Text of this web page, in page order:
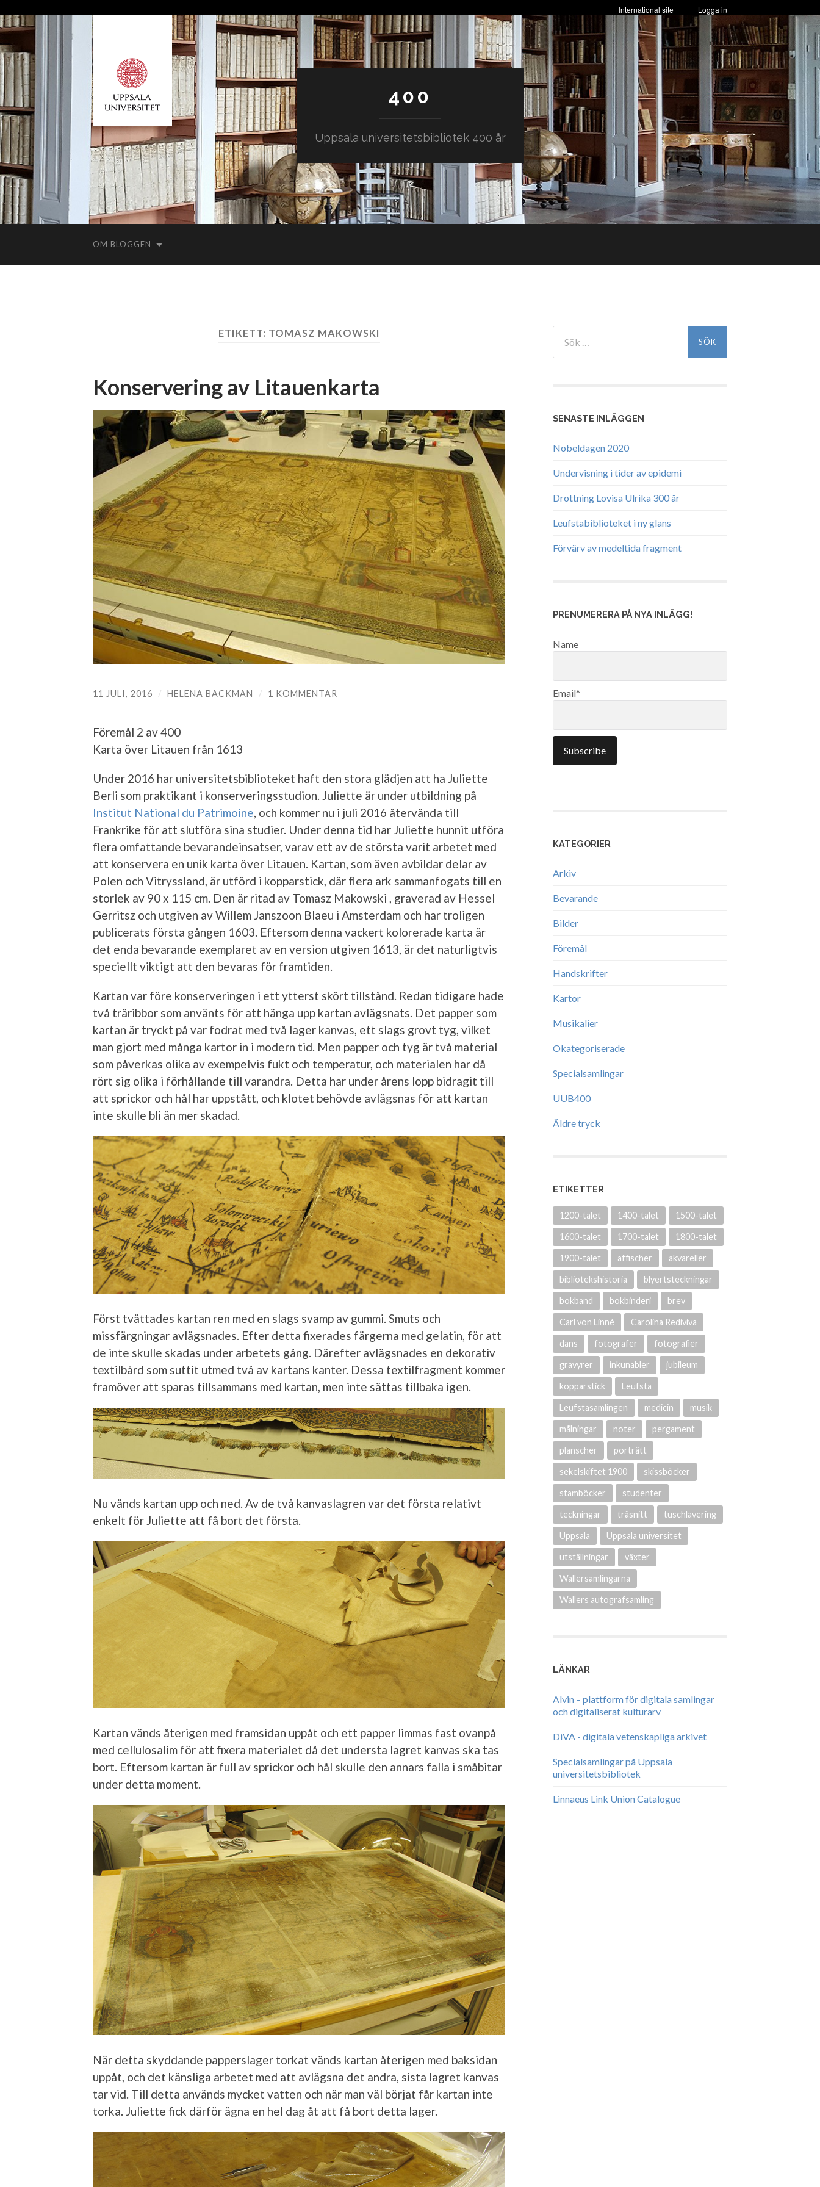
Logga in
International site
400
Uppsala universitetsbibliotek 400 år
OM BLOGGEN
ETIKETT: TOMASZ MAKOWSKI
Konservering av Litauenkarta
11 JULI, 2016 / HELENA BACKMAN / 1 KOMMENTAR
Föremål 2 av 400
Karta över Litauen från 1613
Under 2016 har universitetsbiblioteket haft den stora glädjen att ha Juliette
Berli som praktikant i konserveringsstudion. Juliette är under utbildning på
Institut National du Patrimoine, och kommer nu i juli 2016 återvända till
Frankrike för att slutföra sina studier. Under denna tid har Juliette hunnit utföra
flera omfattande bevarandeinsatser, varav ett av de största varit arbetet med
att konservera en unik karta över Litauen. Kartan, som även avbildar delar av
Polen och Vitryssland, är utförd i kopparstick, där flera ark sammanfogats till en
storlek av 90 x 115 cm. Den är ritad av Tomasz Makowski , graverad av Hessel
Gerritsz och utgiven av Willem Janszoon Blaeu i Amsterdam och har troligen
publicerats första gången 1603. Eftersom denna vackert kolorerade karta är
det enda bevarande exemplaret av en version utgiven 1613, är det naturligtvis
speciellt viktigt att den bevaras för framtiden.
Kartan var före konserveringen i ett ytterst skört tillstånd. Redan tidigare hade
två träribbor som använts för att hänga upp kartan avlägsnats. Det papper som
kartan är tryckt på var fodrat med två lager kanvas, ett slags grovt tyg, vilket
man gjort med många kartor in i modern tid. Men papper och tyg är två material
som påverkas olika av exempelvis fukt och temperatur, och materialen har då
rört sig olika i förhållande till varandra. Detta har under årens lopp bidragit till
att sprickor och hål har uppstått, och klotet behövde avlägsnas för att kartan
inte skulle bli än mer skadad.
Först tvättades kartan ren med en slags svamp av gummi. Smuts och
missfärgningar avlägsnades. Efter detta fixerades färgerna med gelatin, för att
de inte skulle skadas under arbetets gång. Därefter avlägsnades en dekorativ
textilbård som suttit utmed två av kartans kanter. Dessa textilfragment kommer
framöver att sparas tillsammans med kartan, men inte sättas tillbaka igen.
Nu vänds kartan upp och ned. Av de två kanvaslagren var det första relativt
enkelt för Juliette att få bort det första.
Kartan vänds återigen med framsidan uppåt och ett papper limmas fast ovanpå
med cellulosalim för att fixera materialet då det understa lagret kanvas ska tas
bort. Eftersom kartan är full av sprickor och hål skulle den annars falla i småbitar
under detta moment.
När detta skyddande papperslager torkat vänds kartan återigen med baksidan
uppåt, och det känsliga arbetet med att avlägsna det andra, sista lagret kanvas
tar vid. Till detta används mycket vatten och när man väl börjat får kartan inte
torka. Juliette fick därför ägna en hel dag åt att få bort detta lager.
efter:
SENASTE INLÄGGEN
Nobeldagen 2020
Undervisning i tider av epidemi
Drottning Lovisa Ulrika 300 år
Leufstabiblioteket i ny glans
Förvärv av medeltida fragment
PRENUMERERA PÅ NYA INLÄGG!
Name
Email*
KATEGORIER
Arkiv
Bevarande
Bilder
Föremål
Handskrifter
Kartor
Musikalier
Okategoriserade
Specialsamlingar
UUB400
Äldre tryck
ETIKETTER
1200-talet 1400-talet 1500-talet
1600-talet 1700-talet 1800-talet
1900-talet affischer akvareller
bibliotekshistoria blyertsteckningar
bokband bokbinderi brev
Carl von Linné Carolina Rediviva
dans fotografer fotografier
gravyrer inkunabler jubileum
kopparstick Leufsta
Leufstasamlingen medicin musik
målningar noter pergament
planscher porträtt
sekelskiftet 1900 skissböcker
stamböcker studenter
teckningar träsnitt tuschlavering
Uppsala Uppsala universitet
utställningar växter
Wallersamlingarna
Wallers autografsamling
LÄNKAR
Alvin – plattform för digitala samlingar
och digitaliserat kulturarv
DiVA - digitala vetenskapliga arkivet
Specialsamlingar på Uppsala
universitetsbibliotek
Linnaeus Link Union Catalogue